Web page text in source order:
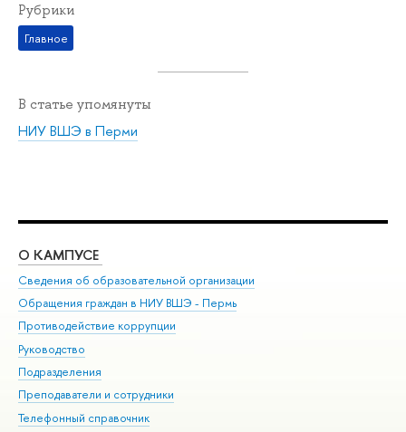
Рубрики
Главное
В статье упомянуты
НИУ ВШЭ в Перми
О КАМПУСЕ
Сведения об образовательной организации
Обращения граждан в НИУ ВШЭ - Пермь
Противодействие коррупции
Руководство
Подразделения
Преподаватели и сотрудники
Телефонный справочник